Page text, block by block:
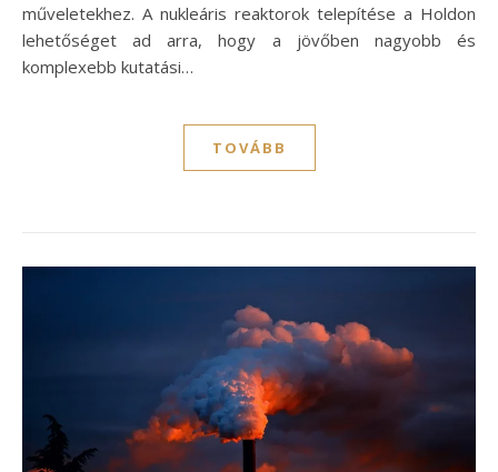
műveletekhez. A nukleáris reaktorok telepítése a Holdon
lehetőséget ad arra, hogy a jövőben nagyobb és
komplexebb kutatási…
TOVÁBB